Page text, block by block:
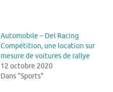
Automobile – Del Racing
Compétition, une location sur
mesure de voitures de rallye
12 octobre 2020
Dans "Sports"